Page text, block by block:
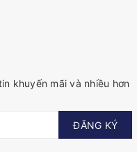
khuyến mãi và nhiều hơn
ĐĂNG KÝ